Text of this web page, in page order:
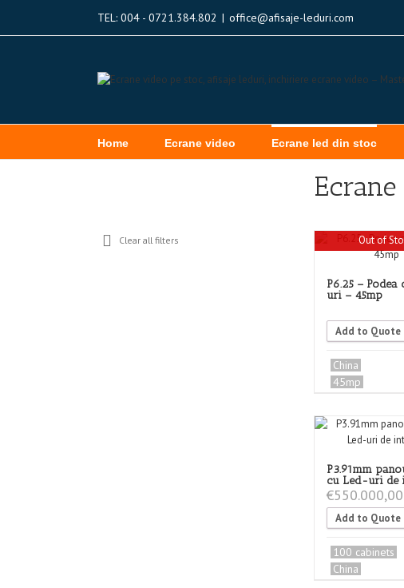
TEL: 004 - 0721.384.802 | office@afisaje-leduri.com
Home Ecrane video Ecrane led din stoc
Out of
P6.25 –
uri – 45mp
Add to Quote
China
45mp
P3.91mm
cu Led-uri de
€550.000,00
Add to Quote
100 cabinets
China
Clear all filters